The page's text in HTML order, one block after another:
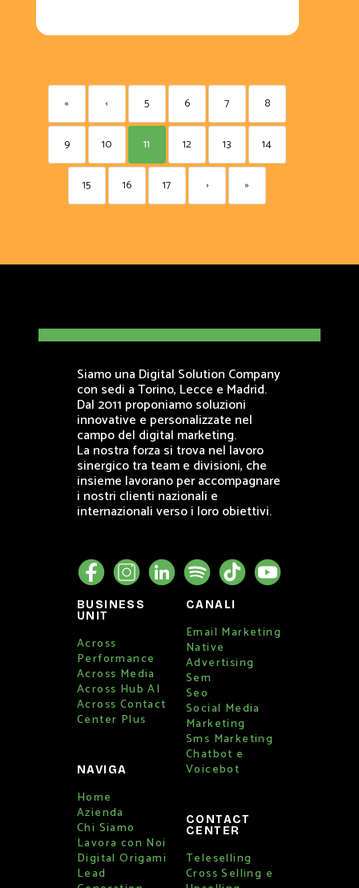
« ‹ 5 6 7 8
9 10 11 12 13 14
15 16 17 › »
Siamo una Digital Solution Company
con sedi a Torino, Lecce e Madrid.
Dal 2011 proponiamo soluzioni
innovative e personalizzate nel
campo del digital marketing.
La nostra forza si trova nel lavoro
sinergico tra team e divisioni, che
insieme lavorano per accompagnare
i nostri clienti nazionali e
internazionali verso i loro obiettivi.
BUSINESS
UNIT
Across
Performance
Across Media
Across Hub AI
Across Contact
Center Plus
NAVIGA
Home
Azienda
Chi Siamo
Lavora con Noi
Digital Origami
Lead
CANALI
Email Marketing
Native
Advertising
Sem
Seo
Social Media
Marketing
Sms Marketing
Chatbot e
Voicebot
CONTACT
CENTER
Teleselling
Cross Selling e